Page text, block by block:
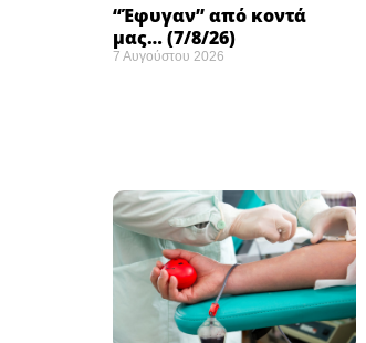
“Έφυγαν” από κοντά
μας… (7/8/26)
7 Αυγούστου 2026